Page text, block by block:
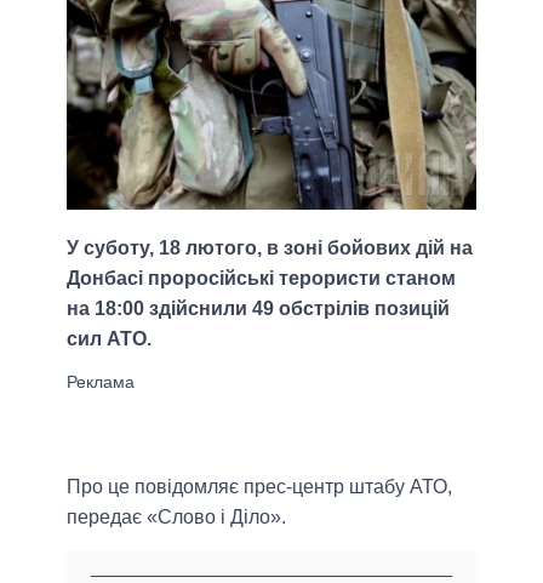
У суботу, 18 лютого, в зоні бойових дій на
Донбасі проросійські терористи станом
на 18:00 здійснили 49 обстрілів позицій
сил АТО.
Про це повідомляє прес-центр штабу АТО,
передає «Слово і Діло».